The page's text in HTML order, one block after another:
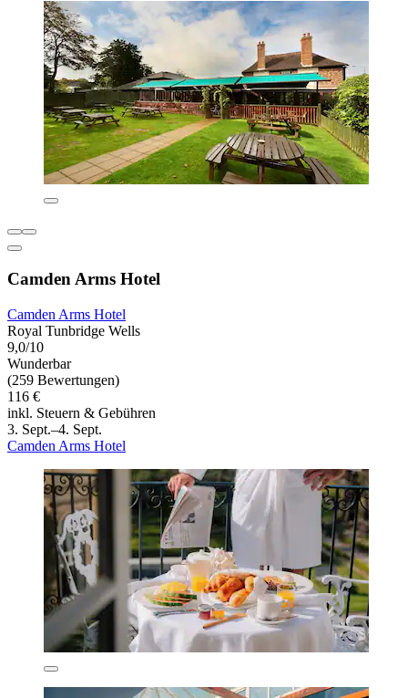
Camden Arms Hotel
Camden Arms Hotel
Royal Tunbridge Wells
9,0/10
Wunderbar
(259 Bewertungen)
116 €
inkl. Steuern & Gebühren
3. Sept.–4. Sept.
Camden Arms Hotel